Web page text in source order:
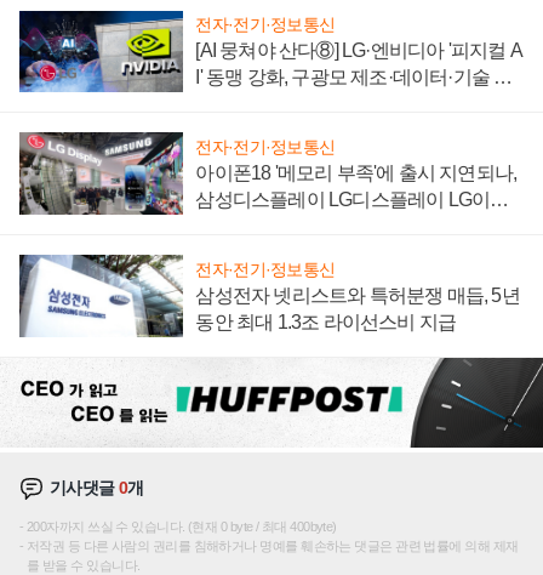
전자·전기·정보통신
[AI 뭉쳐야 산다⑧] LG·엔비디아 '피지컬 A
I' 동맹 강화, 구광모 제조·데이터·기술 결
전자·전기·정보통신
아이폰18 '메모리 부족'에 출시 지연되나,
삼성디스플레이 LG디스플레이 LG이노
전자·전기·정보통신
삼성전자 넷리스트와 특허분쟁 매듭, 5년
동안 최대 1.3조 라이선스비 지급
기사댓글0개
200자까지 쓰실 수 있습니다. (현재 0 byte / 최대 400byte)
저작권 등 다른 사람의 권리를 침해하거나 명예를 훼손하는 댓글은 관련 법률에 의해 제재
를 받을 수 있습니다.